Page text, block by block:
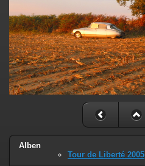
Alben
Tour de Liberté 2005